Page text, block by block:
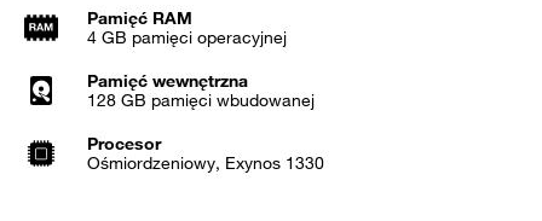
Pamięć RAM
4 GB pamięci operacyjnej
Pamięć wewnętrzna
128 GB pamięci wbudowanej
Procesor
Ośmiordzeniowy, Exynos 1330